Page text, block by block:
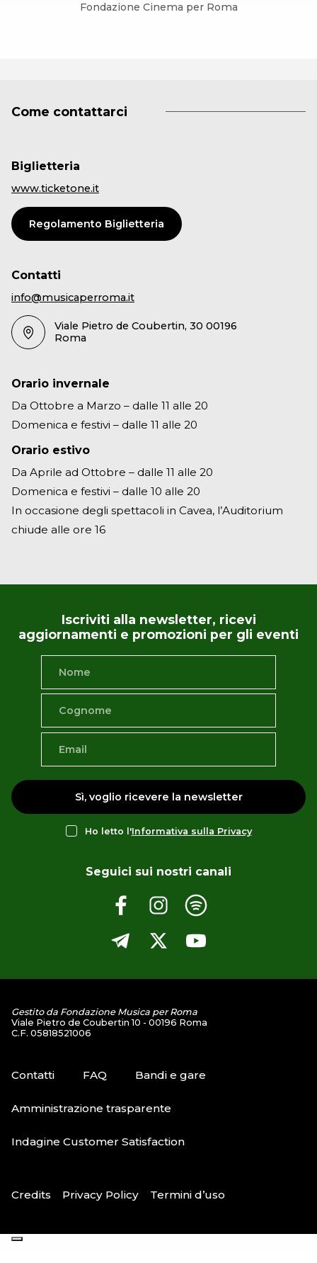
Fondazione Cinema per Roma
Come contattarci
Biglietteria
www.ticketone.it
Regolamento Biglietteria
Contatti
info@musicaperroma.it
Viale Pietro de Coubertin, 30 00196
Roma
Orario invernale
Da Ottobre a Marzo – dalle 11 alle 20
Domenica e festivi – dalle 11 alle 20
Orario estivo
Da Aprile ad Ottobre – dalle 11 alle 20
Domenica e festivi – dalle 10 alle 20
In occasione degli spettacoli in Cavea, l’Auditorium
chiude alle ore 16
Iscriviti alla newsletter, ricevi
aggiornamenti e promozioni per gli eventi
Sì, voglio ricevere la newsletter
Ho letto l'Informativa sulla Privacy
Seguici sui nostri canali
Gestito da Fondazione Musica per Roma
Viale Pietro de Coubertin 10 - 00196 Roma
C.F. 05818521006
Contatti FAQ Bandi e gare
Amministrazione trasparente
Indagine Customer Satisfaction
Credits Privacy Policy Termini d’uso